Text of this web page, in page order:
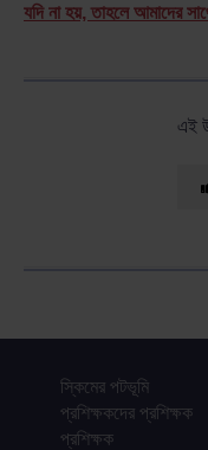
যদি না হয়, তাহলে আমাদের
এই
স্কিমের পটভূমি
প্রশিক্ষকদের প্রশিক্ষক
প্রশিক্ষক